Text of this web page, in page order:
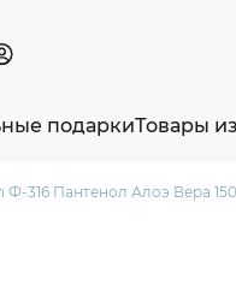
подаркиТовары
316 Пантенол Алоэ Вера